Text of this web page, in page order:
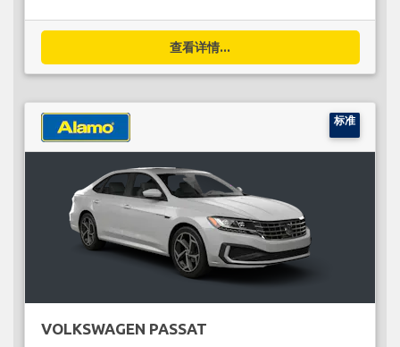
查看详情...
标准
VOLKSWAGEN PASSAT